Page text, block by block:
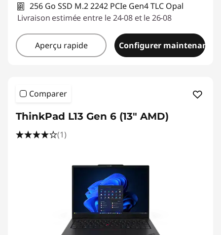
256 Go SSD M.2 2242 PCIe Gen4 TLC Opal
Livraison estimée entre le 24-08 et le 26-08
Aperçu rapide Configurer maintenant
Comparer
ThinkPad L13 Gen 6 (13" AMD)
(1)